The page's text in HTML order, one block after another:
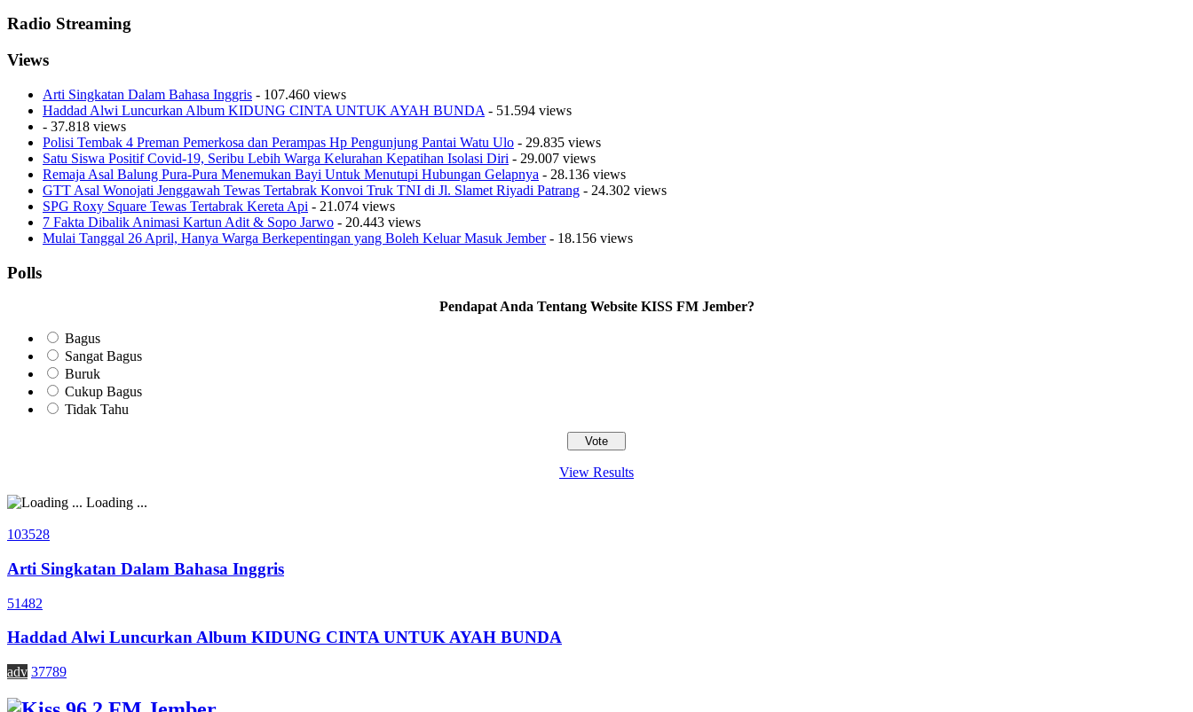
Radio Streaming
Views
Arti Singkatan Dalam Bahasa Inggris - 107.460 views
Haddad Alwi Luncurkan Album KIDUNG CINTA UNTUK AYAH BUNDA - 51.594 views
- 37.818 views
Polisi Tembak 4 Preman Pemerkosa dan Perampas Hp Pengunjung Pantai Watu Ulo - 29.835 views
Satu Siswa Positif Covid-19, Seribu Lebih Warga Kelurahan Kepatihan Isolasi Diri - 29.007 views
Remaja Asal Balung Pura-Pura Menemukan Bayi Untuk Menutupi Hubungan Gelapnya - 28.136 views
GTT Asal Wonojati Jenggawah Tewas Tertabrak Konvoi Truk TNI di Jl. Slamet Riyadi Patrang - 24.302 views
SPG Roxy Square Tewas Tertabrak Kereta Api - 21.074 views
7 Fakta Dibalik Animasi Kartun Adit & Sopo Jarwo - 20.443 views
Mulai Tanggal 26 April, Hanya Warga Berkepentingan yang Boleh Keluar Masuk Jember- 18.156 views
Polls
Pendapat Anda Tentang Website KISS FM Jember?
Bagus
Sangat Bagus
Buruk
Cukup Bagus
Tidak Tahu
View Results
Loading ...
103528
Arti Singkatan Dalam Bahasa Inggris
51482
Haddad Alwi Luncurkan Album KIDUNG CINTA UNTUK AYAH BUNDA
adv 37789